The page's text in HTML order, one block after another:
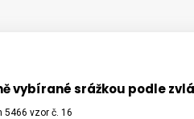
vybírané srážkou podle
5466 vzor č. 16